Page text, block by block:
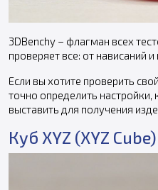
3DBenchy – флагман всех
проверяет все: от нависаний
Если вы хотите проверить
точно определить
выставить для получения
Куб XYZ (XYZ Cube)